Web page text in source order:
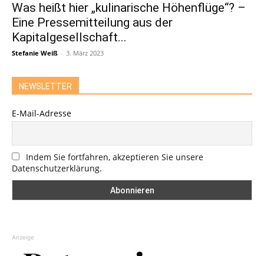
Was heißt hier „kulinarische Höhenflüge“? –
Eine Pressemitteilung aus der
Kapitalgesellschaft...
Stefanie Weiß - 3. März 2023
NEWSLETTER
E-Mail-Adresse
Indem Sie fortfahren, akzeptieren Sie unsere
Datenschutzerklärung.
Anzeige